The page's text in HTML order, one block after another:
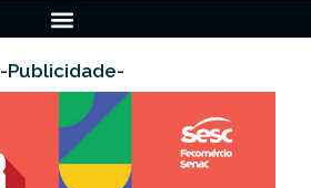
-Publicidade-